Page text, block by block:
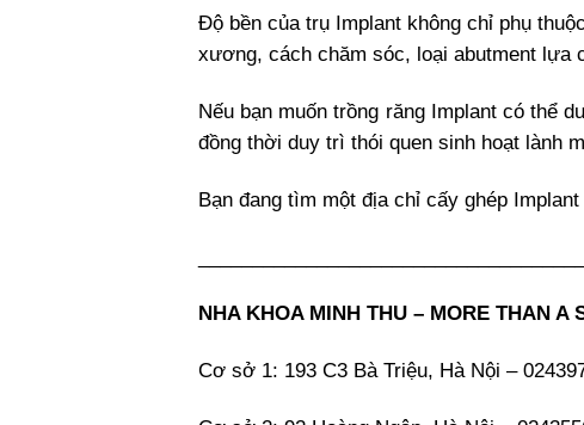
Độ bền của trụ Implant không chỉ phụ
xương, cách chăm sóc, loại abutment lựa
Nếu bạn muốn trồng răng Implant có thể
đồng thời duy trì thói quen sinh hoạt lành
Bạn đang tìm một địa chỉ cấy ghép
NHA KHOA MINH THU – MORE THAN A
Cơ sở 1: 193 C3 Bà Triệu, Hà Nội –